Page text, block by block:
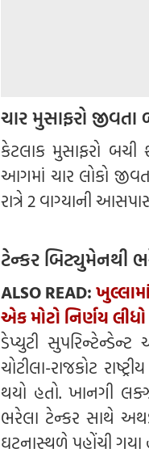
ચાર મુસાફરો જીવતા
કેટલાક મુસાફરો
આગમાં ચાર લોકો
રાત્રે 2 વાગ્યાની
ટેન્કર બિટ્યુમેનથી
ALSO READ:
એક મોટો નિર્ણય
ડેપ્યુટી
ચોટીલા-રાજકોટ
થયો હતો. ખાનગી
ભરેલા ટેન્કર સાથે
ઘટનાસ્થળે પહોંચી